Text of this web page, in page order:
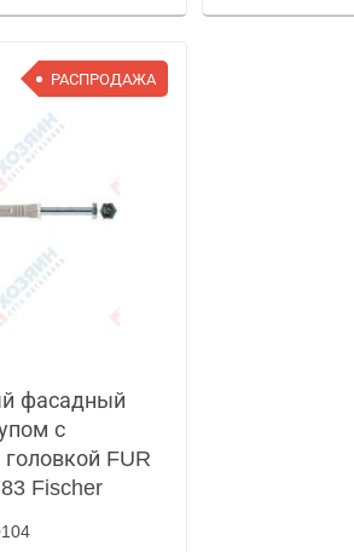
РАСПРОДАЖА
фасадный
с
FUR
Fischer